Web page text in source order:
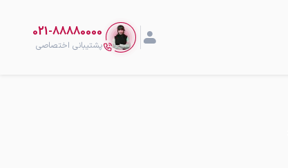
021-88880000
پشتیبانی اختصاصی